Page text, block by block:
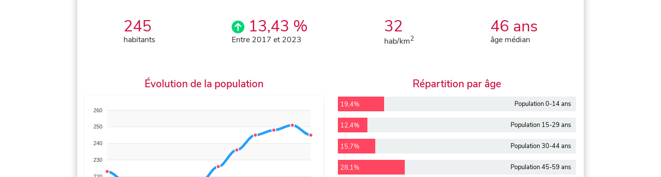
245
habitants
13,43 %
Entre 2017 et 2023
32
hab/km2
46 ans
âge médian
Évolution de la population
260
250
240
230
Répartition par âge
19,4% Population 0-14 ans
12,4% Population 15-29 ans
15,7% Population 30-44 ans
28,1% Population 45-59 ans